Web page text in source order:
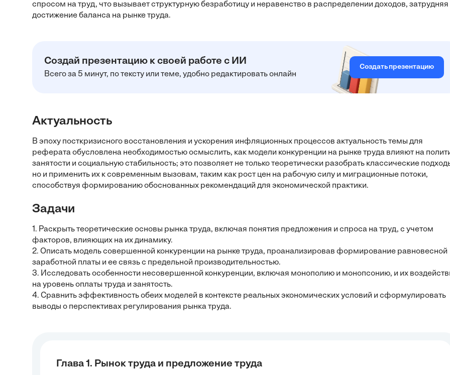
спросом на труд, что вызывает структурную безработицу и неравенство в распределении доходов, затрудняя
достижение баланса на рынке труда.
Создай презентацию к своей работе с ИИ
Всего за 5 минут, по тексту или теме, удобно редактировать онлайн
Создать презентацию
Актуальность
В эпоху посткризисного восстановления и ускорения инфляционных процессов актуальность темы для
реферата обусловлена необходимостью осмыслить, как модели конкуренции на рынке труда влияют на
занятости и социальную стабильность; это позволяет не только теоретически разобрать классические
но и применить их к современным вызовам, таким как рост цен на рабочую силу и миграционные потоки,
способствуя формированию обоснованных рекомендаций для экономической практики.
Задачи
1. Раскрыть теоретические основы рынка труда, включая понятия предложения и спроса на труд, с учетом
факторов, влияющих на их динамику.
2. Описать модель совершенной конкуренции на рынке труда, проанализировав формирование равновесной
заработной платы и ее связь с предельной производительностью.
3. Исследовать особенности несовершенной конкуренции, включая монополию и монопсонию, и их
на уровень оплаты труда и занятость.
4. Сравнить эффективность обеих моделей в контексте реальных экономических условий и сформулировать
выводы о перспективах регулирования рынка труда.
Глава 1. Рынок труда и предложение труда